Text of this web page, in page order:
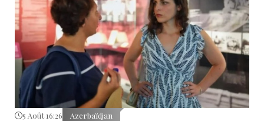
5 Août 16:26 Azerbaïdjan